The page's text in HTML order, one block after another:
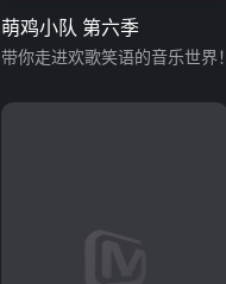
萌鸡小队 第六季
带你走进欢歌笑语的音乐世界！